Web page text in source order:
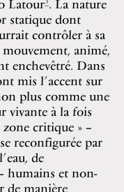
Latour . La nature
statique dont
contrôler à sa
animé,
enchevêtré. Dans
mis l’accent sur
plus comme une
vivante à la fois
critique » –
reconfigurée par
de
humains et non-
de manière